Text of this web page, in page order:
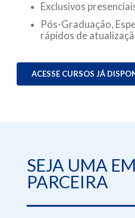
Exclusivos
Pós-Graduação,
rápidos de
ACESSE CURSOS JÁ
SEJA UMA
PARCEIRA